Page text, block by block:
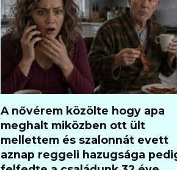
A nővérem közölte hogy apa
meghalt miközben ott ült
mellettem és szalonnát evett
aznap reggeli hazugsága